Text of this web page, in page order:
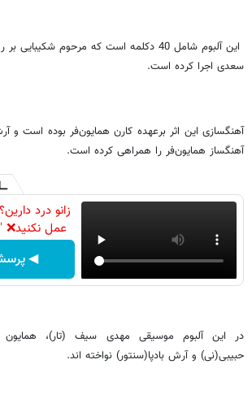
سعدی اجرا کرده است.
آهنگسازی این اثر برعهده کارن همایون‌فر بوده است و
آهنگساز همایون‌فر را همراهی کرده است.
زانو درد
عمل
◀
در این آلبوم موسیقی مهدی سیف (تار)، همایون
حبیبی(نی) و آرش بادپا(سنتور) نواخته اند.